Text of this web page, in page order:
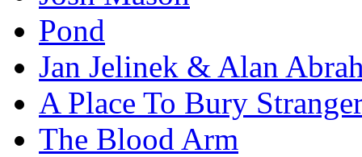
Pond
Jan Jelinek & Alan
A Place To Bury
The Blood Arm